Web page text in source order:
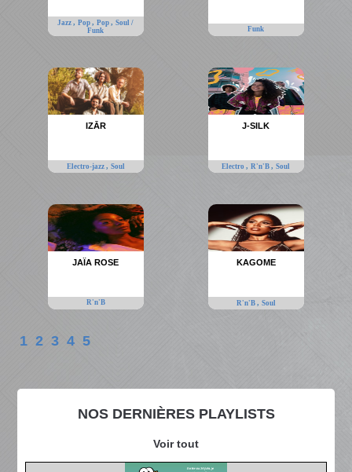
NOS DERNIÈRES PLAYLISTS
Voir tout
Jazz,Pop,Pop,Soul /
Funk
Funk
IZĀR
Electro-jazz , Soul
J-SILK
Electro,R'n'B,Soul
JAÏA ROSE
R'n'B
KAGOME
R'n'B , Soul
1 2 3 4 5